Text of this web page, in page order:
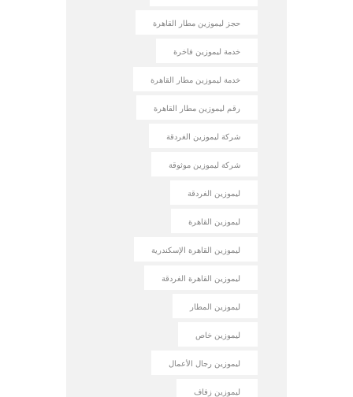
حجز ليموزين مطار القاهرة
خدمة ليموزين فاخرة
خدمة ليموزين مطار القاهرة
رقم ليموزين مطار القاهرة
شركة ليموزين الغردقة
شركة ليموزين موثوقة
ليموزين الغردقة
ليموزين القاهرة
ليموزين القاهرة الإسكندرية
ليموزين القاهرة الغردقة
ليموزين المطار
ليموزين خاص
ليموزين رجال الأعمال
ليموزين زفاف